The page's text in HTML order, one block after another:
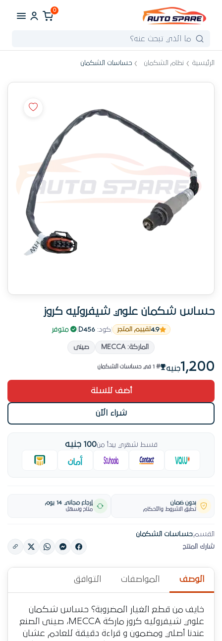
0
الرئيسية نظام الشكمان حساسات الشكمان
حساس شكمان علوي شيفروليه كروز
4.9تقييم المتجر كود: D456 متوفر
الماركة: MECCA صينى
1,200جنيه
الطلب بيزيد والمخزون بيقل
# 1 في حساسات الشكمان
من الأكثر مبيعاً في حساسات الشكمان
أضف للسلة
شراء الآن
قسط شهري يبدأ من100 جنيه
بدون ضمان
تطبق الشروط والأحكام
إرجاع مجاني 14 يوم
متاح وسهل
القسم:حساسات الشكمان
شارك المنتج
الوصف المواصفات التوافق
خايف من قطع الغيار المضروبة؟ حساس شكمان
علوي شيفروليه كروز ماركة MECCA، صينى الصنع
عندنا أصلي ومضمون و قراءة دقيقة للعادم عشان